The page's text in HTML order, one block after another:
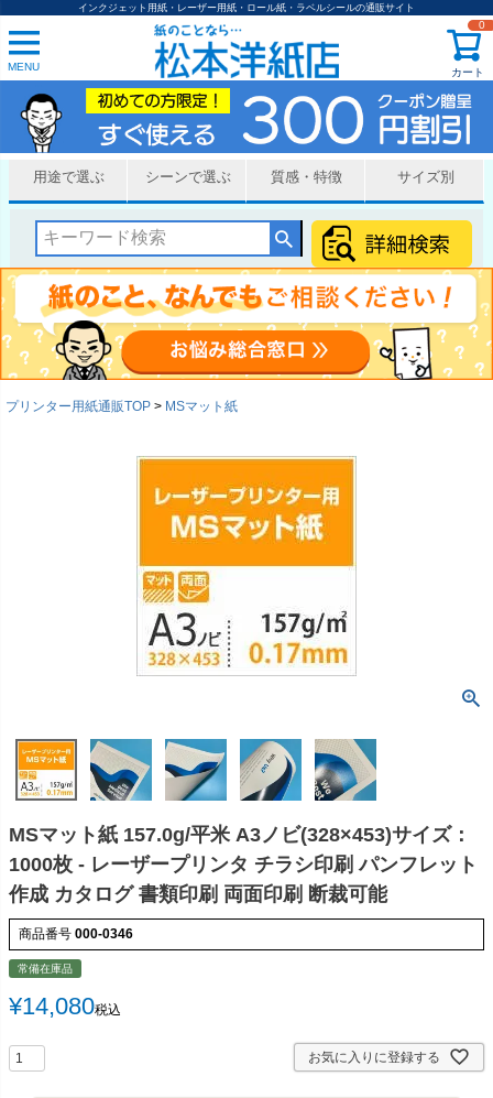
インクジェット用紙・レーザー用紙・ロール紙・ラベルシールの通販サイト
MENU カート
0
用途で選ぶ シーンで選ぶ 質感・特徴 サイズ別
プリンター用紙通販TOP MSマット紙
MSマット紙 157.0g/平米 A3ノビ(328×453)サイズ：
1000枚 - レーザープリンタ チラシ印刷 パンフレット
作成 カタログ 書類印刷 両面印刷 断裁可能
商品番号 000-0346
常備在庫品
¥14,080税込
お気に入りに登録する